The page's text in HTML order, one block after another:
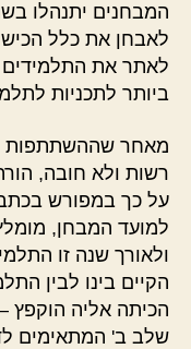
המבחנים יתנהלו
לאבחן את כלל
לאתר את התלמידים
ביותר לתכניות
מאחר שההשתתפות
רשות ולא חובה, הורה
על כך במפורש
למועד המבחן,
ולאורך שנה זו
הקיים בינו לבין
הכיתה אליה הוקפץ
שלב ב' המתאימים